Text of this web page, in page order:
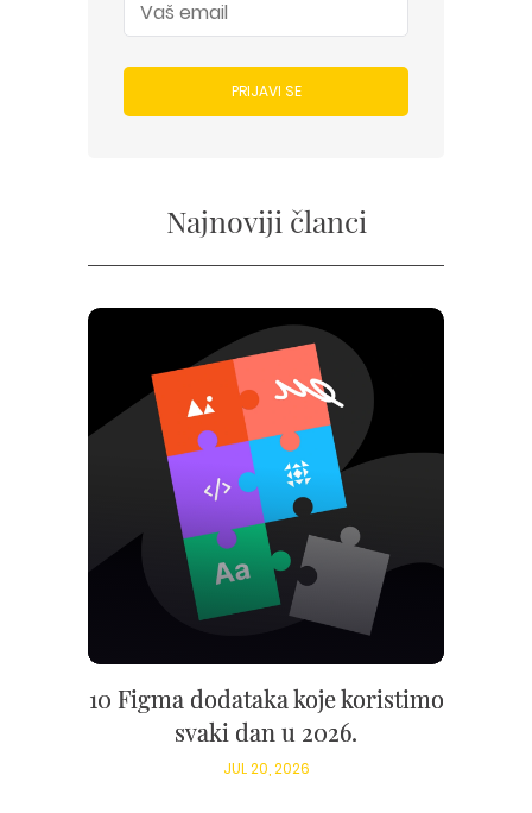
PRIJAVI SE
Najnoviji članci
10 Figma dodataka koje koristimo
svaki dan u 2026.
JUL 20, 2026